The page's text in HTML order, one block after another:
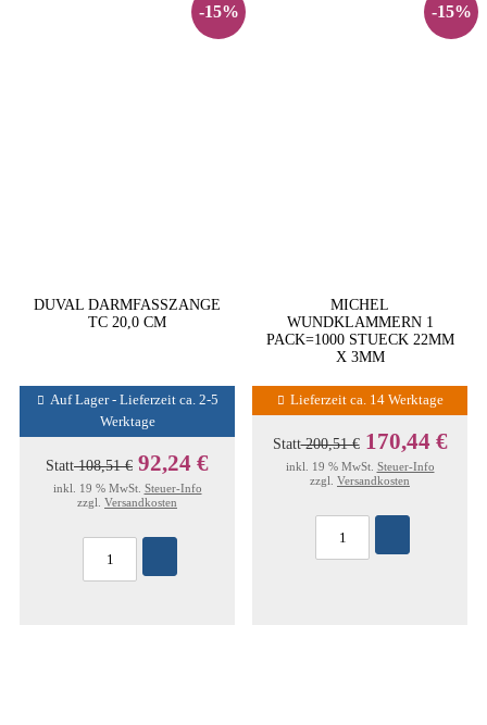
-15%
DUVAL DARMFASSZANGE
TC 20,0 CM
Auf Lager - Lieferzeit ca. 2-5
Werktage
Statt108,51 € 92,24 €
inkl. 19 % MwSt. Steuer-Info
zzgl. Versandkosten
-15%
MICHEL
WUNDKLAMMERN 1
PACK=1000 STUECK 22MM
X 3MM
Lieferzeit ca. 14 Werktage
Statt200,51 € 170,44 €
inkl. 19 % MwSt. Steuer-Info
zzgl. Versandkosten